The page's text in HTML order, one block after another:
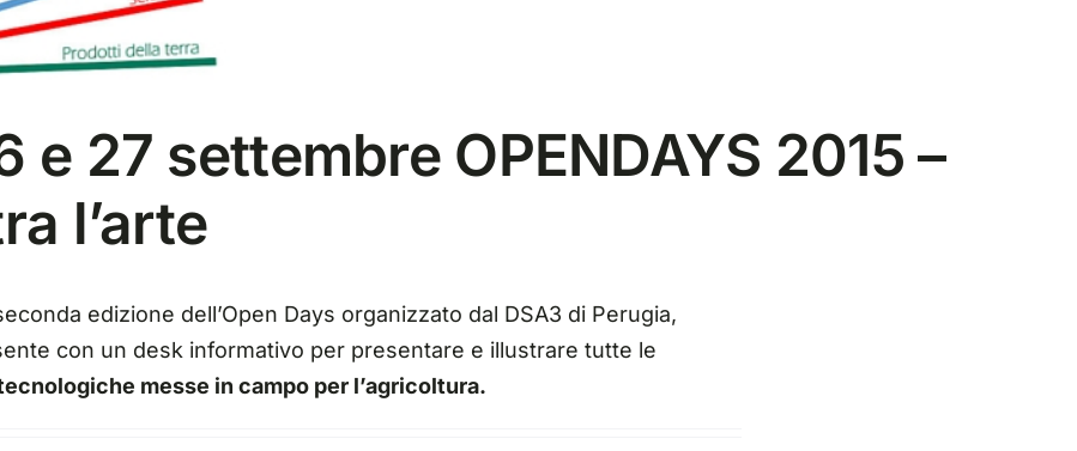
e 27 settembre OPENDAYS 2015 –
l’arte
edizione dell’Open Days organizzato dal DSA3 di Perugia,
con un desk informativo per presentare e illustrare tutte le
messe in campo per l’agricoltura.